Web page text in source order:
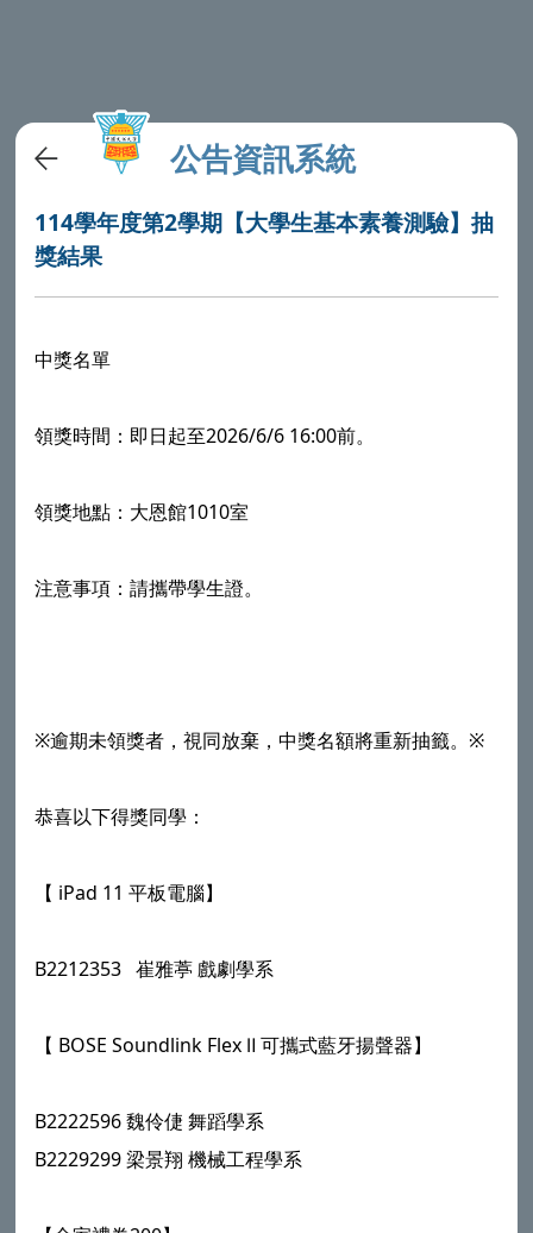
公告資訊系統
114學年度第2學期【大學生基本素養測驗】抽
獎結果
中獎名單
領獎時間：即日起至2026/6/6 16:00前。
領獎地點：大恩館1010室
注意事項：請攜帶學生證。
※逾期未領獎者，視同放棄，中獎名額將重新抽籤。※
恭喜以下得獎同學：
【 iPad 11 平板電腦】
B2212353 崔雅葶 戲劇學系
【 BOSE Soundlink Flex Ⅱ 可攜式藍牙揚聲器】
B2222596 魏伶倢 舞蹈學系
B2229299 梁景翔 機械工程學系